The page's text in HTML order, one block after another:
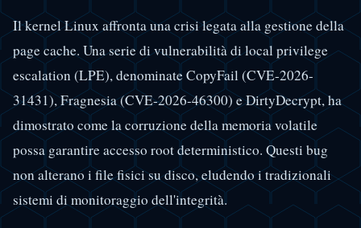
Il kernel Linux affronta una crisi legata alla gestione della
page cache. Una serie di vulnerabilità di local privilege
escalation (LPE), denominate CopyFail (CVE-2026-
31431), Fragnesia (CVE-2026-46300) e DirtyDecrypt, ha
dimostrato come la corruzione della memoria volatile
possa garantire accesso root deterministico. Questi bug
non alterano i file fisici su disco, eludendo i tradizionali
sistemi di monitoraggio dell'integrità.